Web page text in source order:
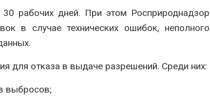
рабочих дней. При этом Росприроднадзор
в случае технических ошибок, неполного
для отказа в выдаче разрешений. Среди них:
выбросов;